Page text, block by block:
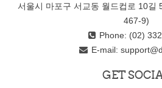
서울시 마포구 서교동 월드컵로 10길
467-9)
Phone: (02)
E-mail:
GET